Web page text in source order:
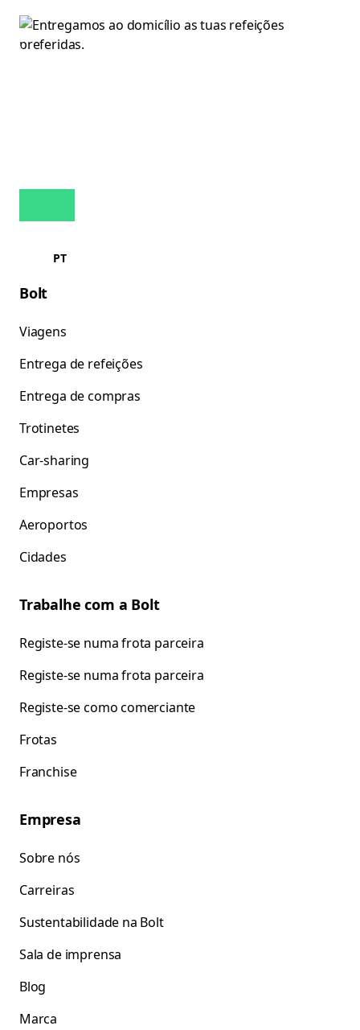
PT
Bolt
Viagens
Entrega de refeições
Entrega de compras
Trotinetes
Car-sharing
Empresas
Aeroportos
Cidades
Trabalhe com a Bolt
Registe-se numa frota parceira
Registe-se numa frota parceira
Registe-se como comerciante
Frotas
Franchise
Empresa
Sobre nós
Carreiras
Sustentabilidade na Bolt
Sala de imprensa
Blog
Marca